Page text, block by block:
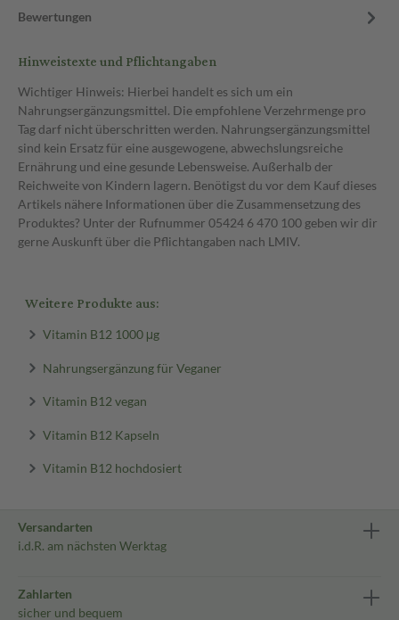
Bewertungen
Hinweistexte und Pflichtangaben
Wichtiger Hinweis: Hierbei handelt es sich um ein
Nahrungsergänzungsmittel. Die empfohlene Verzehrmenge pro
Tag darf nicht überschritten werden. Nahrungsergänzungsmittel
sind kein Ersatz für eine ausgewogene, abwechslungsreiche
Ernährung und eine gesunde Lebensweise. Außerhalb der
Reichweite von Kindern lagern. Benötigst du vor dem Kauf dieses
Artikels nähere Informationen über die Zusammensetzung des
Produktes? Unter der Rufnummer 05424 6 470 100 geben wir dir
gerne Auskunft über die Pflichtangaben nach LMIV.
Weitere Produkte aus:
Vitamin B12 1000 μg
Nahrungsergänzung für Veganer
Vitamin B12 vegan
Vitamin B12 Kapseln
Vitamin B12 hochdosiert
Versandarten
i.d.R. am nächsten Werktag
Zahlarten
sicher und bequem